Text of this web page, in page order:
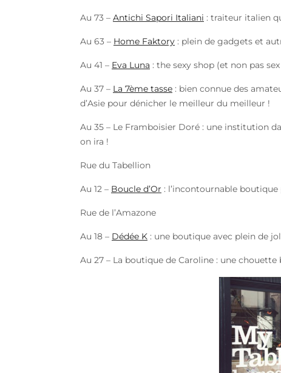
Au 73 – Antichi Sapori Italiani : traiteur italien
Au 63 – Home Faktory : plein de gadgets et
Au 41 – Eva Luna : the sexy shop (et non pas
Au 37 – La 7ème tasse : bien connue des
d’Asie pour dénicher le meilleur du meilleur !
Au 35 – Le Framboisier Doré : une institution
on ira !
Rue du Tabellion
Au 12 – Boucle d’Or : l’incontournable
Rue de l’Amazone
Au 18 – Dédée K : une boutique avec plein de
Au 27 – La boutique de Caroline : une